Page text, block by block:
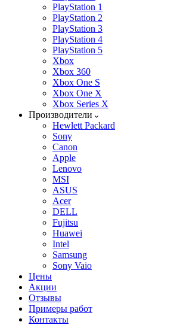
PlayStation 1
PlayStation 2
PlayStation 3
PlayStation 4
PlayStation 5
Xbox
Xbox 360
Xbox One S
Xbox One X
Xbox Series X
Производители
Hewlett Packard
Sony
Canon
Apple
Lenovo
MSI
ASUS
Acer
DELL
Fujitsu
Huawei
Intel
Samsung
Sony Vaio
Цены
Акции
Отзывы
Примеры работ
Контакты